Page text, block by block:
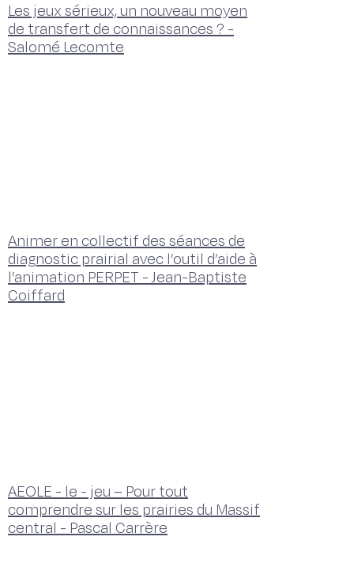
Les jeux sérieux, un nouveau moyen
de transfert de connaissances ? -
Salomé Lecomte
Animer en collectif des séances de
diagnostic prairial avec l’outil d’aide à
l’animation PERPET - Jean-Baptiste
Coiffard
AEOLE - le - jeu – Pour tout
comprendre sur les prairies du Massif
central - Pascal Carrère